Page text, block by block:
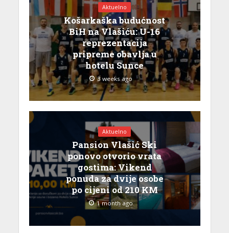
Aktuelno
Košarkaška budućnost
BiH na Vlašiću: U-16
reprezentacija
pripreme obavlja u
hotelu Sunce
3 weeks ago
Aktuelno
Pansion Vlašić Ski
ponovo otvorio vrata
gostima: Vikend
ponuda za dvije osobe
po cijeni od 210 KM
1 month ago